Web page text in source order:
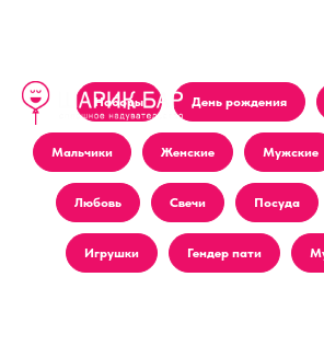
Наборы День рождения
Мальчики Женские Мужские
Любовь Свечи Посуда
Игрушки Гендер пати